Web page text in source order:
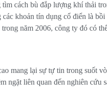
cách bù đắp lượng khí thải
khoản tín dụng cổ điển là
năm 2006, công ty đó có
mang lại sự tự tin trong suốt
ngặt liên quan đến nghiên